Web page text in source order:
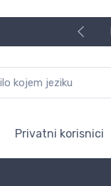
Privatni korisnici